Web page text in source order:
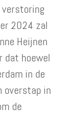
2024 zal
Heijnen
dat hoewel
in de
overstap in
de